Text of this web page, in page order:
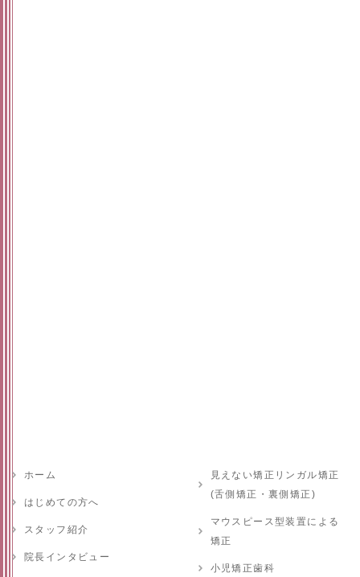
ホーム
はじめての方へ
スタッフ紹介
院長インタビュー
見えない矯正リンガル矯正
(舌側矯正・裏側矯正)
マウスピース型装置による
矯正
小児矯正歯科